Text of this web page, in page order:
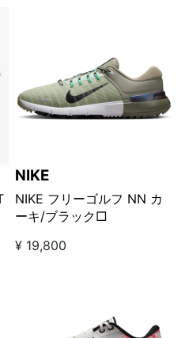
NIKE
NIKE フリーゴルフ NN カ
ーキ/ブラック□
¥ 19,800